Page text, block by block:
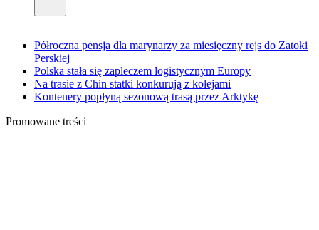
Półroczna pensja dla marynarzy za miesięczny rejs do Zatoki
Perskiej
Polska stała się zapleczem logistycznym Europy
Na trasie z Chin statki konkurują z kolejami
Kontenery popłyną sezonową trasą przez Arktykę
Promowane treści